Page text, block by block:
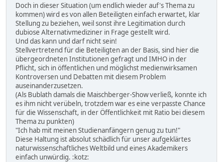
Doch in dieser Situation (um endlich wieder auf's Thema zu
kommen) wird es von allen Beteiligten einfach erwartet, klar
Stellung zu beziehen, weil sonst ihre Legitimation durch
dubiose Alternativmediziner in Frage gestellt wird.
Und das kann und darf nicht sein!
Stellvertretend für die Beteiligten an der Basis, sind hier die
übergeordneten Institutionen gefragt und IMHO in der
Pflicht, sich in öffentlichen und möglichst medienwirksamen
Kontroversen und Debatten mit diesem Problem
auseinanderzusetzen.
(Als Bublath damals die Maischberger-Show verließ, konnte ich
es ihm nicht verübeln, trotzdem war es eine verpasste Chance
für die Wissenschaft, in der Öffentlichkeit mit Ratio bei diesem
Thema zu punkten)
"Ich hab mit meinen Studienanfängern genug zu tun!"
Diese Haltung ist absolut schädlich für unser aufgeklärtes
naturwissenschaftliches Weltbild und eines Akademikers
einfach unwürdig. :kotz: